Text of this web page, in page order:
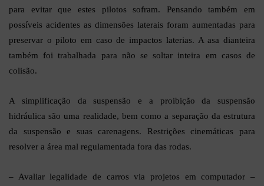
para evitar que estes pilotos sofram. Pensando também em
possíveis acidentes as dimensões laterais foram aumentadas para
preservar o piloto em caso de impactos laterias. A asa dianteira
também foi trabalhada para não se soltar inteira em casos de
colisão.
A simplificação da suspensão e a proibição da suspensão
hidráulica são uma realidade, bem como a separação da estrutura
da suspensão e suas carenagens. Restrições cinemáticas para
resolver a área mal regulamentada fora das rodas.
– Avaliar legalidade de carros via projetos em computador –